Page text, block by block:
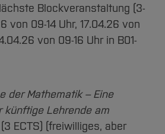
Blockveranstaltung (3-
von 09-14 Uhr, 17.04.26 von
von 09-16 Uhr in B01-
der Mathematik – Eine
künftige Lehrende am
(3 ECTS) (freiwilliges, aber